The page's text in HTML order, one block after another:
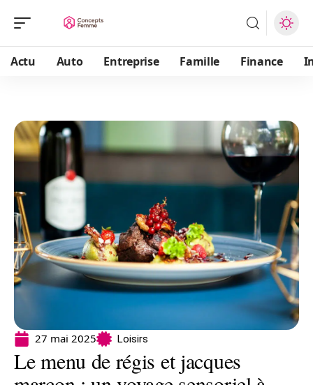
Actu Auto Entreprise Famille Finance
27 mai 2025 Loisirs
Le menu de régis et jacques